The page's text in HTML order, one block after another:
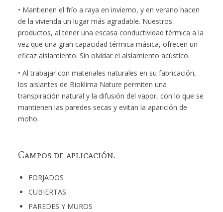
• Mantienen el frío a raya en invierno, y en verano hacen
de la vivienda un lugar más agradable. Nuestros
productos, al tener una escasa conductividad térmica a la
vez que una gran capacidad térmica másica, ofrecen un
eficaz aislamiento. Sin olvidar el aislamiento acústico.
• Al trabajar con materiales naturales en su fabricación,
los aislantes de Bioklima Nature permiten una
transpiración natural y la difusión del vapor, con lo que se
mantienen las paredes secas y evitan la aparición de
moho.
Campos de aplicación.
FORJADOS
CUBIERTAS
PAREDES Y MUROS